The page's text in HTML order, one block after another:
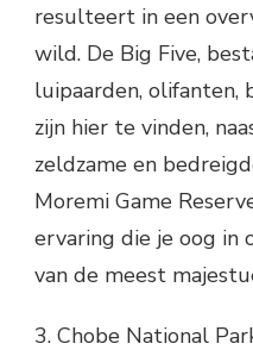
resulteert in een
wild. De Big Five,
luipaarden, olifanten,
zijn hier te vinden,
zeldzame en
Moremi Game
ervaring die je oog in
van de meest
3. Chobe National